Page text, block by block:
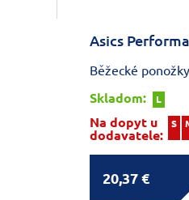
Asics
Běžecké ponožky
Skladom:
L
Na dopyt u
dodavatele:
S
20,37 €